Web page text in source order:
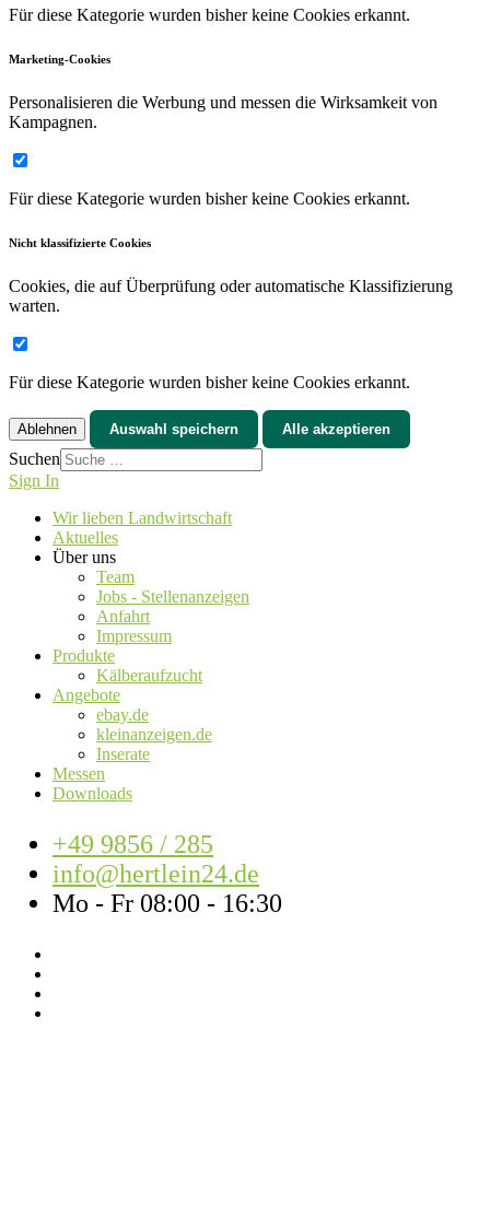
Für diese Kategorie wurden bisher keine Cookies erkannt.
Marketing-Cookies
Personalisieren die Werbung und messen die Wirksamkeit von
Kampagnen.
Für diese Kategorie wurden bisher keine Cookies erkannt.
Nicht klassifizierte Cookies
Cookies, die auf Überprüfung oder automatische Klassifizierung
warten.
Für diese Kategorie wurden bisher keine Cookies erkannt.
Ablehnen Auswahl speichern Alle akzeptieren
Suchen
Sign In
Wir lieben Landwirtschaft
Aktuelles
Über uns
Team
Jobs - Stellenanzeigen
Anfahrt
Impressum
Produkte
Kälberaufzucht
Angebote
ebay.de
kleinanzeigen.de
Inserate
Messen
Downloads
+49 9856 / 285
info@hertlein24.de
Mo - Fr 08:00 - 16:30